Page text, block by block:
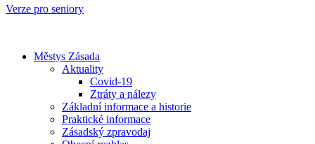
Verze pro seniory
Městys Zásada
Aktuality
Covid-19
Ztráty a nálezy
Základní informace a historie
Praktické informace
Zásadský zpravodaj